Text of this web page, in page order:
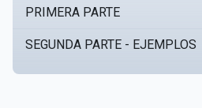
PRIMERA PARTE
SEGUNDA PARTE - EJEMPLOS